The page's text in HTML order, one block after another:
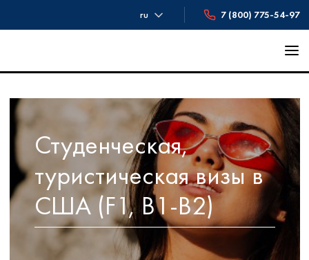
ru 7 (800) 775-54-97
Студенческая,
туристическая визы в
США (F1, B1-B2)